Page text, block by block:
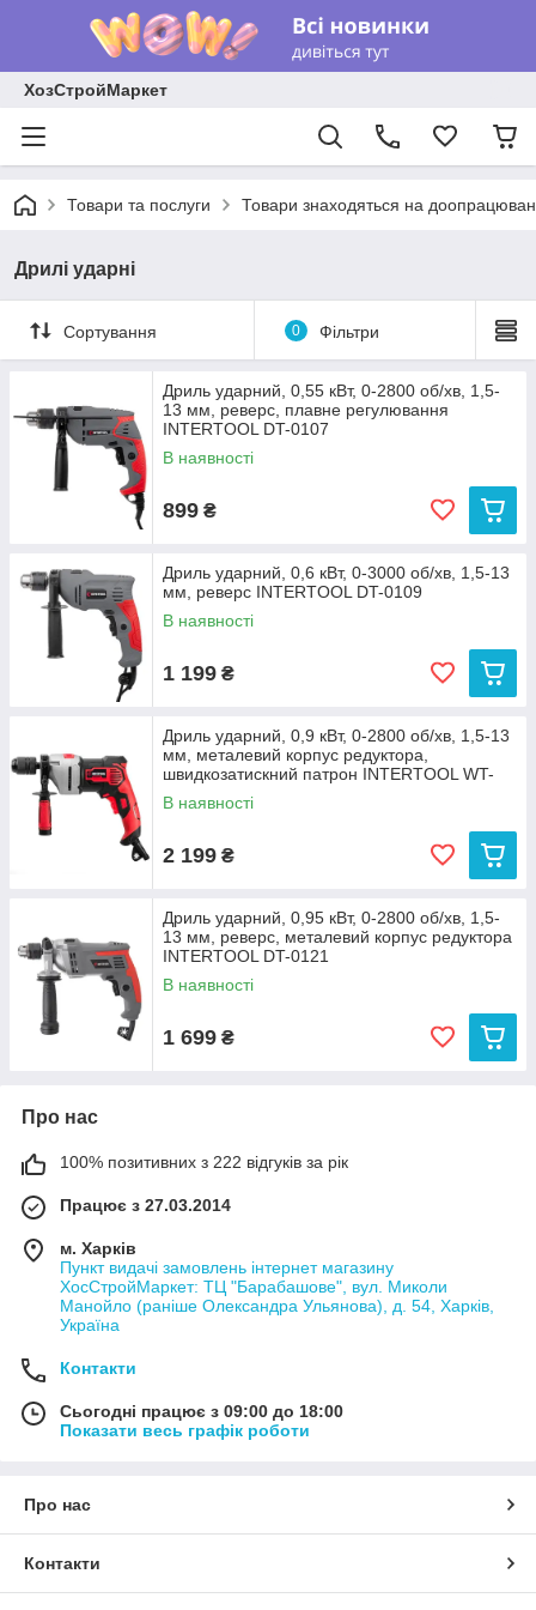
ХозСтройМаркет
Товари та послуги Товари знаходяться на
Дрилі ударні
Сортування 0 Фільтри
Дриль ударний, 0,55 кВт, 0-2800 об/хв, 1,5-
13 мм, реверс, плавне регулювання
INTERTOOL DT-0107
В наявності
899 ₴
Дриль ударний, 0,6 кВт, 0-3000 об/хв, 1,5-13
мм, реверс INTERTOOL DT-0109
В наявності
1 199 ₴
Дриль ударний, 0,9 кВт, 0-2800 об/хв, 1,5-13
мм, металевий корпус редуктора,
швидкозатискний патрон INTERTOOL WT-
0119
В наявності
2 199 ₴
Дриль ударний, 0,95 кВт, 0-2800 об/хв, 1,5-
13 мм, реверс, металевий корпус редуктора
INTERTOOL DT-0121
В наявності
1 699 ₴
Про нас
100% позитивних з 222 відгуків за рік
Працює з 27.03.2014
м. Харків
Пункт видачі замовлень інтернет магазину
ХосСтройМаркет: ТЦ "Барабашове", вул. Миколи
Манойло (раніше Олександра Ульянова), д. 54, Харків,
Україна
Контакти
Сьогодні працює з 09:00 до 18:00
Показати весь графік роботи
Про нас
Контакти